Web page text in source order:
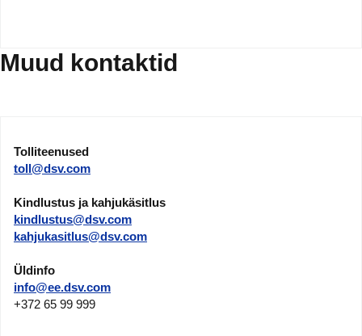
Muud kontaktid
Tolliteenused
toll@dsv.com
Kindlustus ja kahjukäsitlus
kindlustus@dsv.com
kahjukasitlus@dsv.com
Üldinfo
info@ee.dsv.com
+372 65 99 999